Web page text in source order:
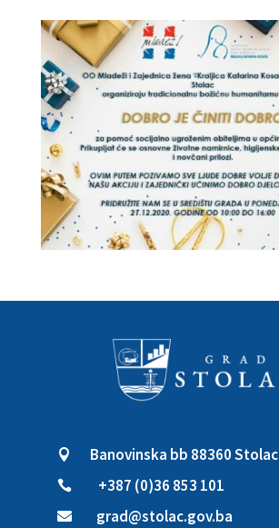
 Banovinska bb 88360 Stolac
 +387 (0)36 853 101
 grad@stolac.gov.ba